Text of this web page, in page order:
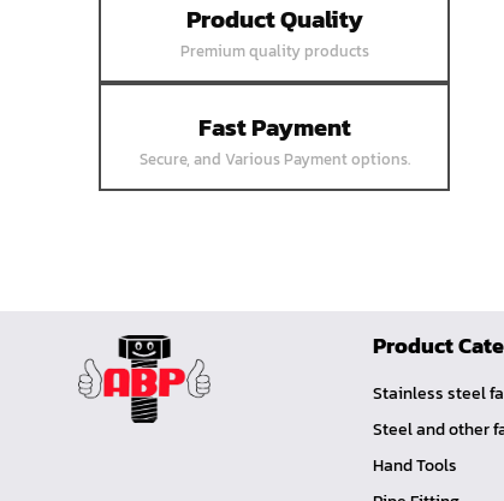
หน้าแปลนเชื่อมบอด SUS304 JEF 5K FF
หน้าแปลนเชื่อมบอด SUS304 JEF 150P
หน้าแปลนสลิปออน SUS304 JEF 300P
SORF
หน้าแปลนเชื่อม SUS304 JEF PN10 FF
หน้าแปลนเชื่อม SUS304 JEF 20K FF
หน้าแปลนเชื่อม SUS304 JEF 10K FF
หน้าแปลนเชื่อม SUS304 JEF 5K FF
Product Quality
Premium quality products
Fast Payment
Secure, and Various Payment options.
Product
Stainless steel
Steel and other
Hand Tools